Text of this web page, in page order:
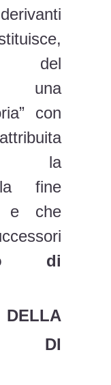
del
una
con
la
fine
che
di
DI